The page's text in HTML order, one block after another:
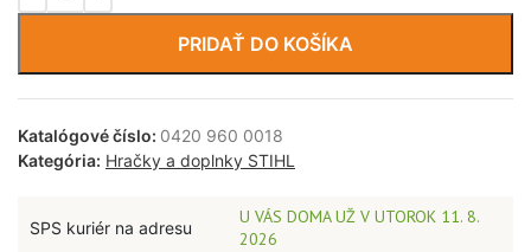
PRIDAŤ DO KOŠÍKA
Katalógové číslo: 0420 960 0018
Kategória: Hračky a doplnky STIHL
SPS kuriér na adresu
U VÁS DOMA UŽ V UTOROK 11. 8.
2026